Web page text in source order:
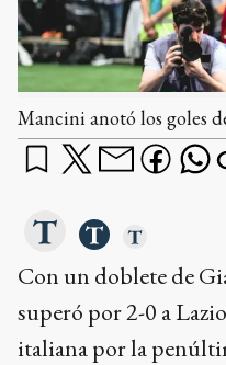
Mancini anotó los goles
Con un doblete de
superó por 2-0 a
italiana por la